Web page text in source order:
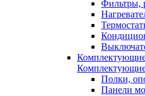
Фильтры,
Комплектующие
Комплектующие
Полки,
Панели